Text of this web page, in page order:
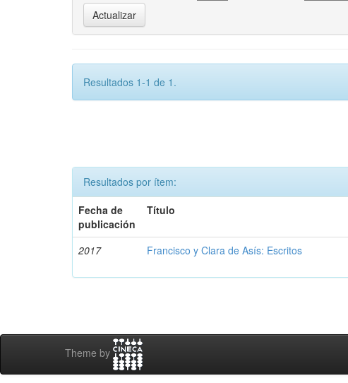
Resultados 1-1 de 1.
Resultados por ítem:
Fecha de
publicación
Título
2017 Francisco y Clara de Asís: Escritos
Theme by